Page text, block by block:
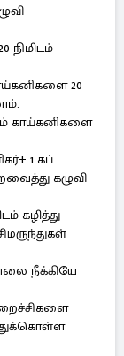
நிமிடம்
20
காய்கனிகளை
1 கப்
கழுவி
கழித்து
நீக்கியே